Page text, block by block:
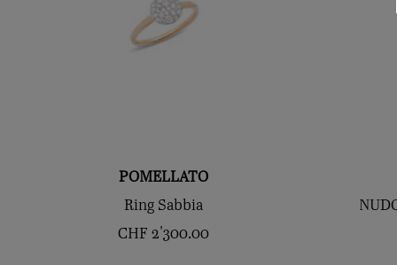
POMELLATO
Ring Sabbia
CHF 2'300.00